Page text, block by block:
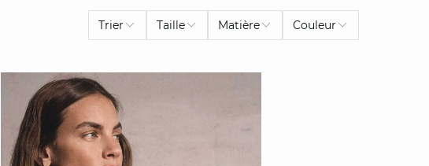
Trier Taille Matière Couleur